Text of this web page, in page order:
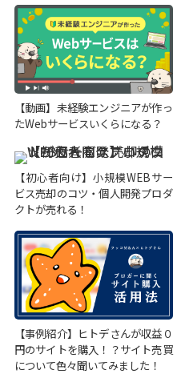
【動画】未経験エンジニアが作っ
たWebサービスいくらになる？
【初心者向け】小規模WEBサー
ビス売却のコツ・個人開発プロダ
クトが売れる！
【事例紹介】ヒトデさんが収益０
円のサイトを購入！？サイト売買
について色々聞いてみました！